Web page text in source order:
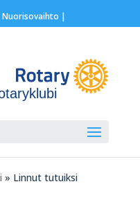
Nuorisovaihto |
» Linnut tutuiksi